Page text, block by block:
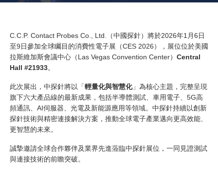
C.C.P. Contact Probes Co., Ltd.（中國探針）將於2026年1月6日
至9日參加全球矚目的消費性電子展（CES 2026），展位位於美國
拉斯維加斯會議中心（Las Vegas Convention Center） Central
Hall #21933。
此次展出，中探針將以「輕量化與智慧化」為核心主題，完整呈現
旗下六大產品線的最新成果，包括半導體測試、車用電子、5G高
頻通訊、AI伺服器、光電及新能源應用等領域。中探針持續以創新
探針技術與精密連接解決方案，推動全球電子產業邁向更高效能、
更智慧的未來。
誠摯邀請全球合作夥伴及業界先進蒞臨中探針展位，一同見證測試
與連接技術的前瞻突破。